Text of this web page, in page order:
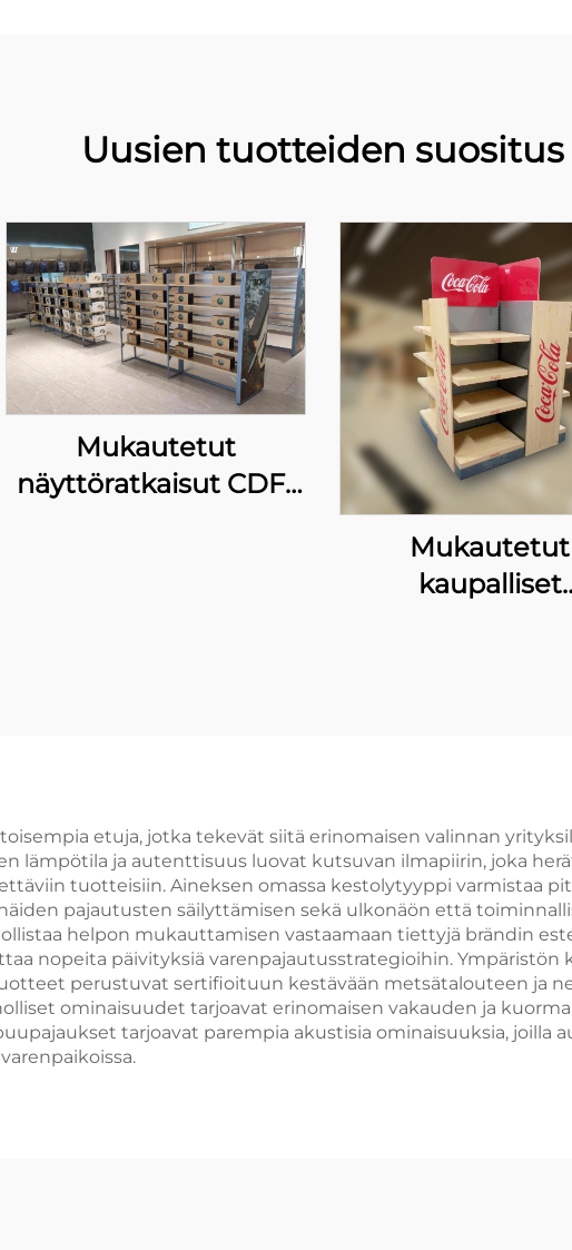
Uusien tuotteiden suositus
Mukautetut
näyttöratkaisut CDF-
Mukautetut
kaupalliset
etuja, jotka tekevät siitä erinomaisen valinnan
lämpötila ja autenttisuus luovat kutsuvan ilmapiirin, joka
tuotteisiin. Aineksen omassa kestolytyyppi varmistaa
pajautusten säilyttämisen sekä ulkonäön että
helpon mukauttamisen vastaamaan tiettyjä brändin
nopeita päivityksiä varenpajautusstrategioihin. Ympäristön
perustuvat sertifioituun kestävään metsätalouteen ja
ominaisuudet tarjoavat erinomaisen vakauden ja
tarjoavat parempia akustisia ominaisuuksia, joilla